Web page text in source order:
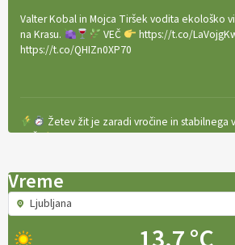
Valter Kobal in Mojca Tiršek vodita ekološko
na Krasu.
VEČ
https://t.co/
https://t.co/QHIZn0XP70
Žetev žit je zaradi vročine in stabilnega
VEČ
https://t.co/bBWaIz6Hhh https://t.co/
[EKOloško = LOGIČNO
Ameriške
#IMCAP #CAP https://t.co/tQd9tB1THk
Vreme
Ljubljana